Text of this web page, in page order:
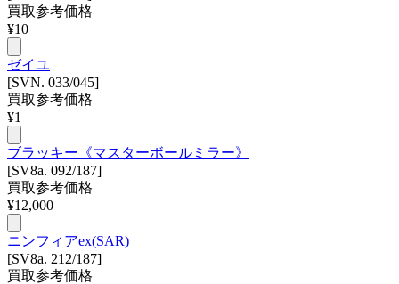
買取参考価格
¥10
ゼイユ
[SVN. 033/045]
買取参考価格
¥1
ブラッキー《マスターボールミラー》
[SV8a. 092/187]
買取参考価格
¥12,000
ニンフィアex(SAR)
[SV8a. 212/187]
買取参考価格